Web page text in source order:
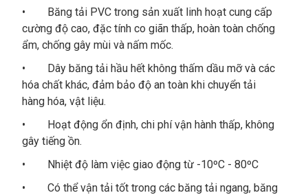
• Băng tải PVC trong sản xuất linh hoạt cung cấp
cường độ cao, đặc tính co giãn thấp, hoàn toàn chống
ẩm, chống gây mùi và nấm mốc.
• Dây băng tải hầu hết không thấm dầu mỡ và các
hóa chất khác, đảm bảo độ an toàn khi chuyển tải
hàng hóa, vật liệu.
• Hoạt động ổn định, chi phí vận hành thấp, không
gây tiếng ồn.
• Nhiệt độ làm việc giao động từ -10ºC - 80ºC
• Có thể vận tải tốt trong các băng tải ngang, băng